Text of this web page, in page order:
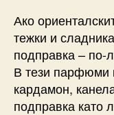
Ако
тежки и
подправка – по-
В тези парфюми
кардамон,
подправка като